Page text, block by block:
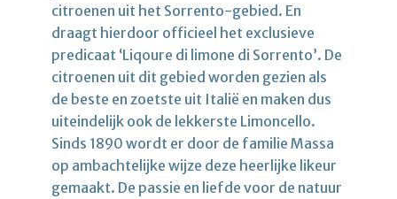
citroenen uit het Sorrento-gebied. En
draagt hierdoor officieel het exclusieve
predicaat ‘Liqoure di limone di Sorrento’. De
citroenen uit dit gebied worden gezien als
de beste en zoetste uit Italië en maken dus
uiteindelijk ook de lekkerste Limoncello.
Sinds 1890 wordt er door de familie Massa
op ambachtelijke wijze deze heerlijke likeur
gemaakt. De passie en liefde voor de natuur